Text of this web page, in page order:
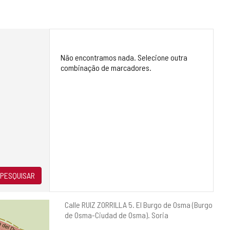
Endereço
postal
Calle RUIZ ZORRILLA 5. El Burgo de Osma (Burgo
de Osma-Ciudad de Osma). Soria
PESQUISAR
Não encontramos nada. Selecione outra
combinação de marcadores.